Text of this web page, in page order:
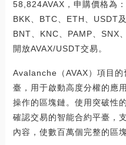
58,824AVAX，申購價格為
BKK、BTC、ETH、USDT
BNT、KNC、PAMP、SNX
開放AVAX/USDT交易。
Avalanche（AVAX）項目
臺，用于啟動高度分權的應
操作的區塊鏈。使用突破性
確認交易的智能合約平臺，
內容，使數百萬個完整的區